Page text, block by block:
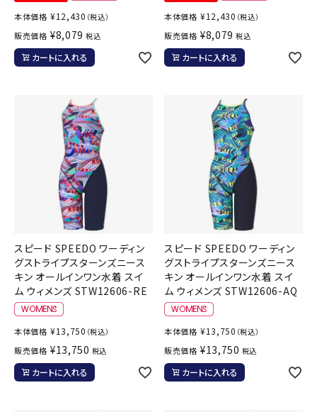
本体価格 ¥12,430 （税込）
販売価格 ¥8,079 税込
カートに入れる
本体価格 ¥12,430 （税込）
販売価格 ¥8,079 税込
カートに入れる
スピード SPEEDO ワーディン
グストライプスターンズニース
キン オールインワン水着 スイ
ム ウィメンズ STW12606-RE
本体価格 ¥13,750 （税込）
販売価格 ¥13,750 税込
カートに入れる
スピード SPEEDO ワーディン
グストライプスターンズニース
キン オールインワン水着 スイ
ム ウィメンズ STW12606-AQ
本体価格 ¥13,750 （税込）
販売価格 ¥13,750 税込
カートに入れる